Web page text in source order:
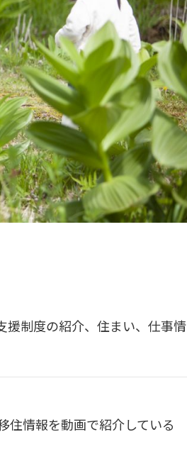
援制度の紹介、住まい、仕事情
住情報を動画で紹介している